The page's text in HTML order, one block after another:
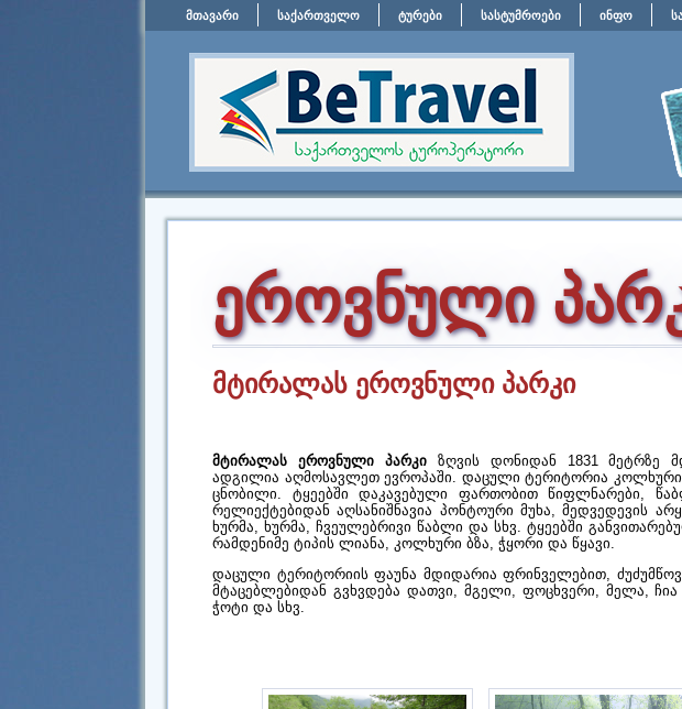
მთავარი საქართველო ტურები სასტუმროები ინფო
ეროვნული
მტირალას ეროვნული პარკი
მტირალას ეროვნული პარკიზღვის დონიდან 1831 მეტრზე
ადგილია აღმოსავლეთ ევროპაში. დაცული ტერიტორია
ცნობილი. ტყეებში დაკავებული ფართობით წიფლნარები,
რელიექტებიდან აღსანიშნავია პონტოური მუხა, მედვედევის
ხურმა, ხურმა, ჩვეულებრივი წაბლი და სხვ. ტყეებში
რამდენიმე ტიპის ლიანა, კოლხური ბზა, ჭყორი და წყავი.
დაცული ტერიტორიის ფაუნა მდიდარია ფრინველებით,
მტაცებლებიდან გვხვდება დათვი, მგელი, ფოცხვერი, მელა,
ჭოტი და სხვ.